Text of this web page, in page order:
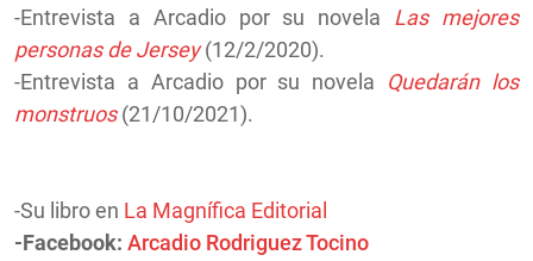
-Entrevista a Arcadio por su novela Las mejores
personas de Jersey(12/2/2020).
-Entrevista a Arcadio por su novela Quedarán los
monstruos(21/10/2021).
-Su libro en La Magnífica Editorial
-Facebook: Arcadio Rodriguez Tocino